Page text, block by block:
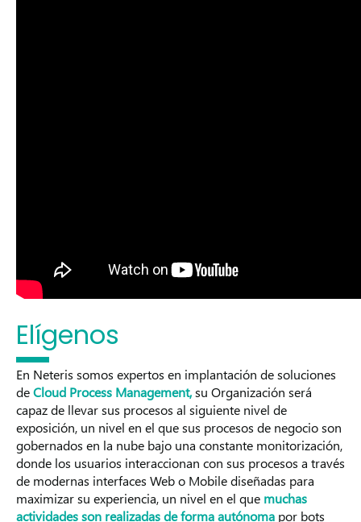
Elígenos
En Neteris somos expertos en implantación de soluciones
deCloud Process Management,su Organización será
capaz de llevar sus procesos al siguiente nivel de
exposición, un nivel en el que sus procesos de negocio son
gobernados en la nube bajo una constante monitorización,
donde los usuarios interaccionan con sus procesos a través
de modernas interfaces Web o Mobile diseñadas para
maximizar su experiencia, un nivel en el que muchas
actividades son realizadas de forma autónoma por bots